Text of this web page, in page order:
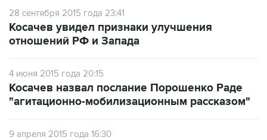
28 сентября 2015 года 23:41
Косачев увидел признаки улучшения
отношений РФ и Запада
4 июня 2015 года 20:15
Косачев назвал послание Порошенко Раде
"агитационно-мобилизационным рассказом"
9 апреля 2015 года 16:30